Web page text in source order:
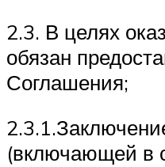
2.3. В целях
обязан
Соглашения;
(включающей в